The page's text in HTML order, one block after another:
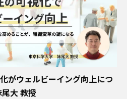
がウェルビーイング向上につ
大 教授